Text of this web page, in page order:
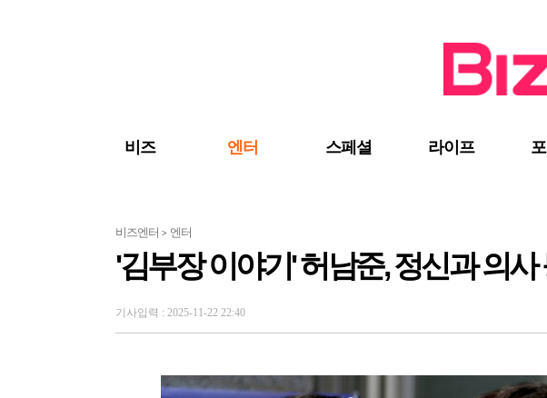
비즈 엔터 스페셜 라이프
비즈엔터 > 엔터
'김부장 이야기' 허남준, 정신과 의사
기사입력 : 2025-11-22 22:40